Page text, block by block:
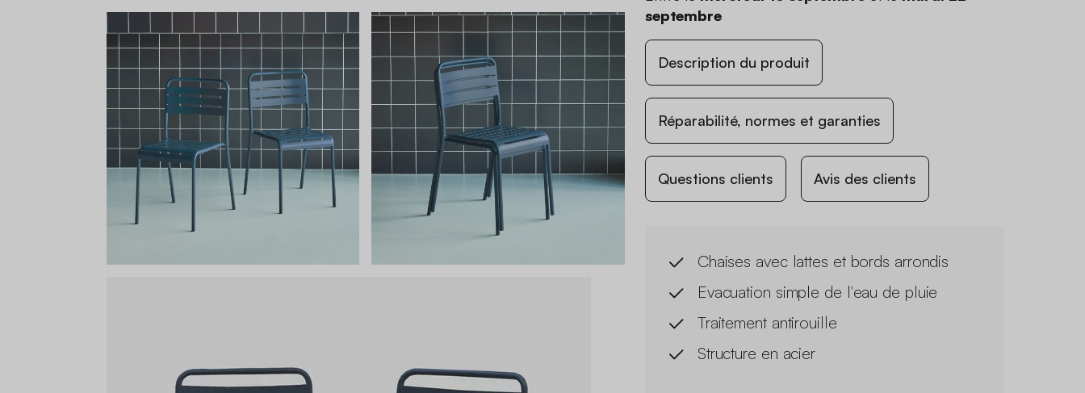
septembre
Description du produit
Réparabilité, normes et garanties
Questions clients Avis des clients
Chaises avec lattes et bords arrondis
Evacuation simple de l'eau de pluie
Traitement antirouille
Structure en acier